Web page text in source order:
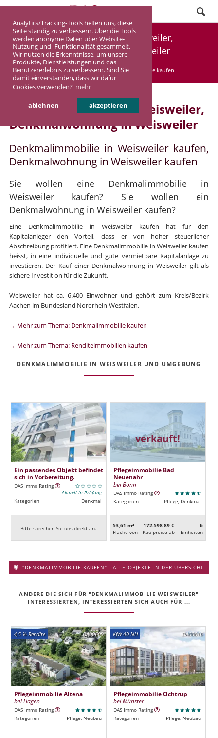
Analytics/Tracking-Tools helfen uns, diese
Seite ständig zu verbessern. Über die Tools
werden anonyme Daten über Website-
Nutzung und -Funktionalität gesammelt.
Wir nutzen die Erkenntnisse, um unsere
Produkte, Dienstleistungen und das
Benutzererlebnis zu verbessern. Sind Sie
damit einverstanden, dass wir dafür
Cookies verwenden? mehr
ablehnen akzeptieren
Denkmalimmobilie Weisweiler,
Denkmalwohnung Weisweiler
DASINVEST Service Denkmalimmobilie kaufen
Denkmalimmobilie in Weisweiler,
Denkmalwohnung in Weisweiler
Denkmalimmobilie in Weisweiler kaufen,
Denkmalwohnung in Weisweiler kaufen
Sie wollen eine Denkmalimmobilie in
Weisweiler kaufen? Sie wollen ein
Denkmalwohnung in Weisweiler kaufen?
Eine Denkmalimmobilie in Weisweiler kaufen hat für den
Kapitalanleger den Vorteil, dass er von hoher steuerlicher
Abschreibung profitiert. Eine Denkmalimmobilie in Weisweiler kaufen
heisst, in eine individuelle und gute vermietbare Kapitalanlage zu
investieren. Der Kauf einer Denkmalwohnung in Weisweiler gilt als
sichere Investition für die Zukunft.
Weisweiler hat ca. 6.400 Einwohner und gehört zum Kreis/Bezirk
Aachen im Bundesland Nordrhein-Westfalen.
→ Mehr zum Thema: Denkmalimmobilie kaufen
→ Mehr zum Thema: Renditeimmobilien kaufen
DENKMALIMMOBILIE IN WEISWEILER UND UMGEBUNG
Ein passendes Objekt befindet
sich in Vorbereitung.
DAS Immo Rating
Aktuell in Prüfung
Kategorien
Denkmal
Bitte sprechen Sie uns direkt an.
verkauft!
Pflegeimmobilie Bad
Neuenahr
bei Bonn
DAS Immo Rating
Kategorien
Pflege, Denkmal
53,61 m²
Fläche von
172.598,89 €
Kaufpreise ab
6
Ein­heiten
"DENKMALIMMOBILIE KAUFEN" - ALLE OBJEKTE IN DER ÜBERSICHT
ANDERE DIE SICH FÜR "DENKMALIMMOBILIE WEISWEILER"
INTERESSIERTEN, INTERESSIERTEN SICH AUCH FÜR ...
DA00609
4,5 % Rendite
Pflegeimmobilie Altena
bei Hagen
DAS Immo Rating
Kategorien
Pflege, Neubau
DA00616
KfW 40 NH
Pflegeimmobilie Ochtrup
bei Münster
DAS Immo Rating
Kategorien
Pflege, Neubau